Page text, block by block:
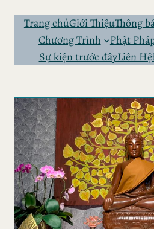
Trang chủGiới ThiệuThông
Chương Trình
Phật
Sự kiện trước đâyLiên Hệ